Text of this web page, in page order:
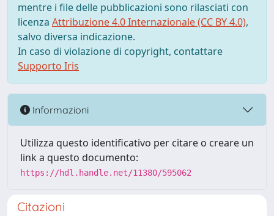
mentre i file delle pubblicazioni sono rilasciati con
licenza Attribuzione 4.0 Internazionale (CC BY 4.0),
salvo diversa indicazione.
In caso di violazione di copyright, contattare
Supporto Iris
Informazioni
Utilizza questo identificativo per citare o creare un
link a questo documento:
https://hdl.handle.net/11380/595062
Citazioni